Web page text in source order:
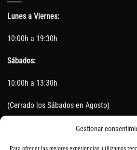
Gestionar
Lunes a Viernes:
10:00h a 19:30h
Sábados:
10:00h a 13:30h
(Cerrado los Sábados en Agosto)
Sin servicio de taller del 15 de Agosto al